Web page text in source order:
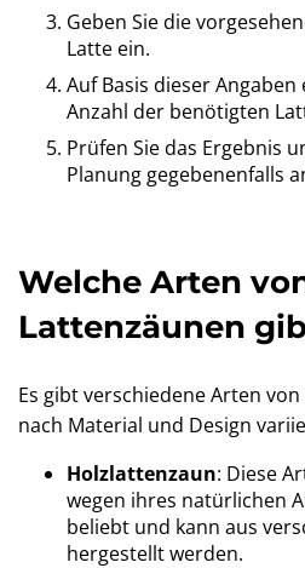
Geben Sie die
Latte ein.
Auf Basis dieser
Anzahl der benötigten
Prüfen Sie das Ergebnis
Planung gegebenenfalls
Welche Arten
Lattenzäunen
Es gibt verschiedene Arten
nach Material und Design
Holzlattenzaun: Diese
wegen ihres natürlichen
beliebt und kann aus
hergestellt werden.